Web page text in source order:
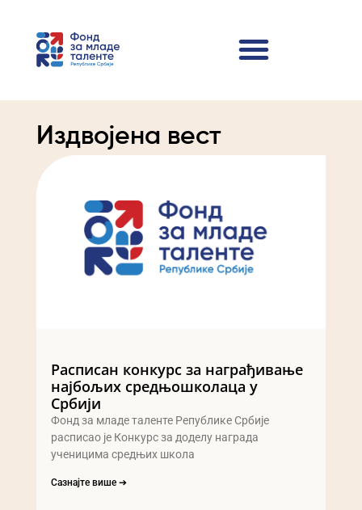
Издвојена вест
Расписан конкурс за награђивање
најбољих средњошколаца у
Србији
Фонд за младе таленте Републике Србије
расписао је Конкурс за доделу награда
ученицима средњих школа
Сазнајте више ➔